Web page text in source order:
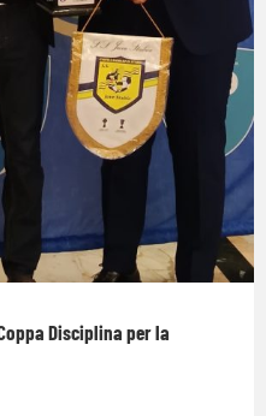
Disciplina per la